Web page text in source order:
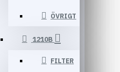
ÖVRIGT
1210B
FILTER